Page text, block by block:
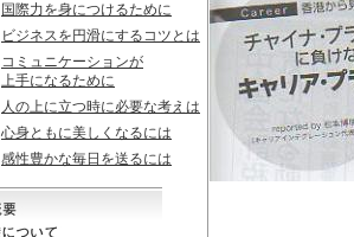
国際力を身につけるために
ビジネスを円滑にするコツとは
コミュニケーションが
上手になるために
人の上に立つ時に必要な考えは
心身ともに美しくなるには
感性豊かな毎日を送るには